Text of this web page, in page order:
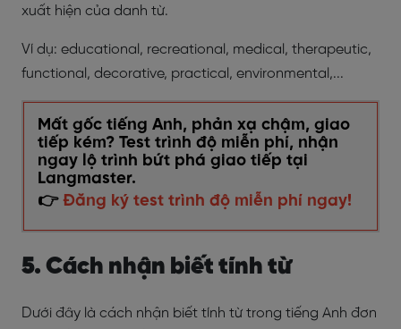
xuất hiện của danh từ.
Ví dụ: educational, recreational, medical, therapeutic,
functional, decorative, practical, environmental,...
Mất gốc tiếng Anh, phản xạ chậm, giao
tiếp kém? Test trình độ miễn phí, nhận
ngay lộ trình bứt phá giao tiếp tại
Langmaster.
👉 Đăng ký test trình độ miễn phí ngay!
5. Cách nhận biết tính từ
Dưới đây là cách nhận biết tính từ trong tiếng Anh đơn